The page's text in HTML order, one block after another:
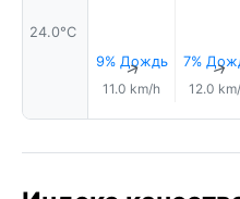
24.0°C
9% Дождь
↑
11.0 km/h
7%↑
12.0